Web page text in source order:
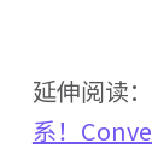
延伸阅读：
系！